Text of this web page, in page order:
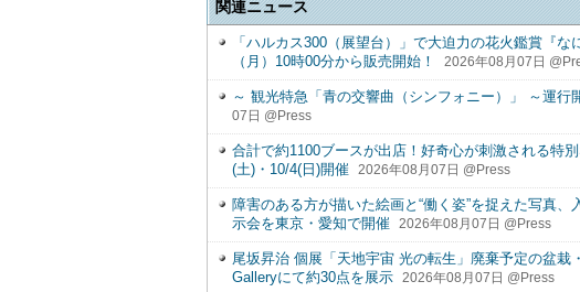
関連ニュース
「ハルカス300（展望台）」で大迫力の花火鑑賞『
（月）10時00分から販売開始！
2026年08月07日
～ 観光特急「青の交響曲（シンフォニー）」 ～運行
07日 @Press
合計で約1100ブースが出店！好奇心が刺激される特
(土)・10/4(日)開催
2026年08月07日 @Press
障害のある方が描いた絵画と“働く姿”を捉えた写真
示会を東京・愛知で開催
2026年08月07日 @Press
尾坂昇治 個展「天地宇宙 光の転生」廃棄予定の盆
Galleryにて約30点を展示
2026年08月07日 @Press